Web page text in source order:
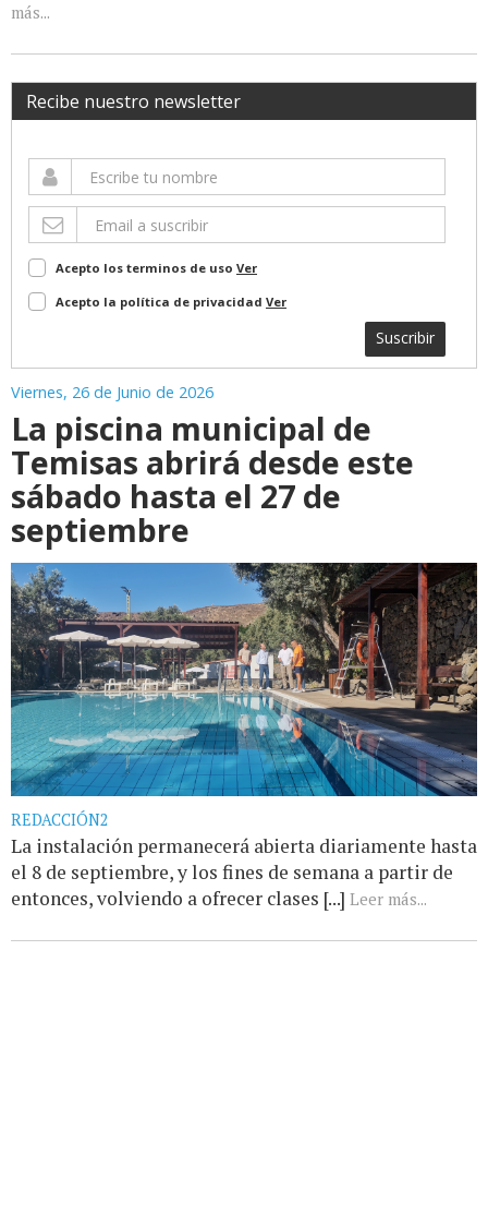
más...
Recibe nuestro newsletter
Acepto los terminos de uso Ver
Acepto la política de privacidad Ver
Suscribir
Viernes, 26 de Junio de 2026
La piscina municipal de
Temisas abrirá desde este
sábado hasta el 27 de
septiembre
REDACCIÓN2
La instalación permanecerá abierta diariamente hasta
el 8 de septiembre, y los fines de semana a partir de
entonces, volviendo a ofrecer clases [...] Leer más...